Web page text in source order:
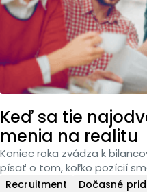
Keď sa tie
menia na realitu
Koniec roka zvádza k
písať o tom, koľko pozícií
Recruitment Dočasné